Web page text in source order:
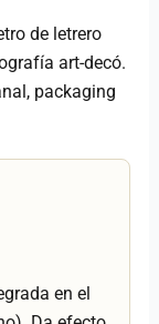
de letrero
art-decó.
packaging
en el